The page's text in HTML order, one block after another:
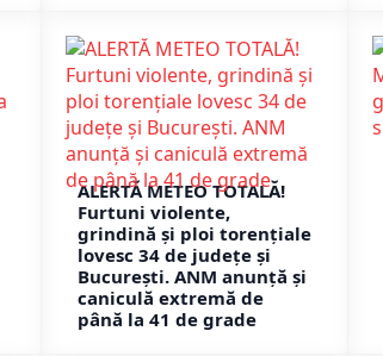
ALERTĂ METEO TOTALĂ!
Furtuni violente,
grindină și ploi torențiale
lovesc 34 de județe și
București. ANM anunță și
caniculă extremă de
până la 41 de grade